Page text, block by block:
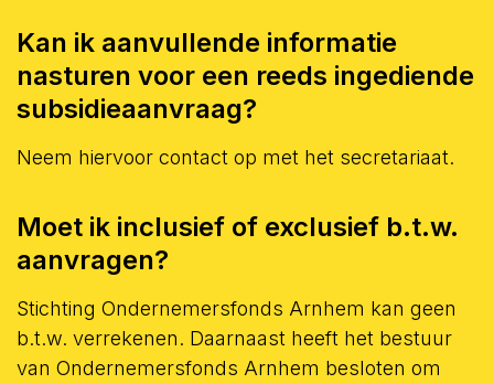
Kan ik aanvullende informatie
nasturen voor een reeds ingediende
subsidieaanvraag?
Neem hiervoor contact op met het secretariaat.
Moet ik inclusief of exclusief b.t.w.
aanvragen?
Stichting Ondernemersfonds Arnhem kan geen
b.t.w. verrekenen. Daarnaast heeft het bestuur
van Ondernemersfonds Arnhem besloten om